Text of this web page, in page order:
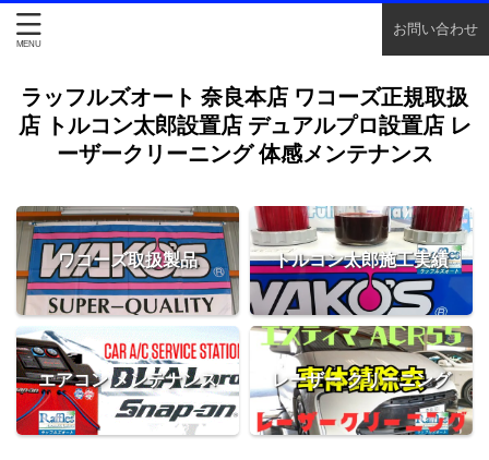
お問い合わせ
ラッフルズオート 奈良本店 ワコーズ正規取扱
店 トルコン太郎設置店 デュアルプロ設置店 レ
ーザークリーニング 体感メンテナンス
ワコーズ取扱製品 トルコン太郎施工実績
エアコン メンテナンス レーザー クリーニング